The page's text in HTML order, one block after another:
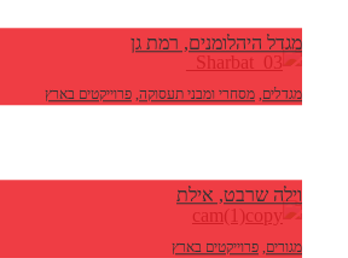
מגדל היהלומנים, רמת גן
מגדלים, מסחרי ומבני תעסוקה, פרוייקטים בארץ
וילה שרבט, אילת
מגורים פרוייקטים בארץ